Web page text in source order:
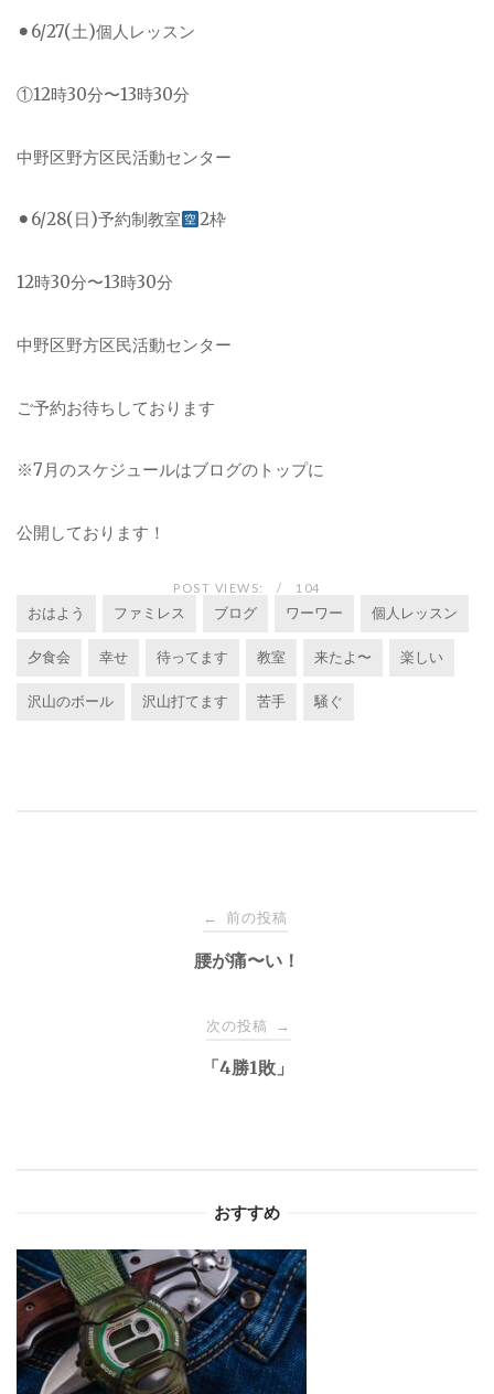
⚫︎6/27(土)個人レッスン
①12時30分〜13時30分
中野区野方区民活動センター
⚫︎6/28(日)予約制教室 2枠
12時30分〜13時30分
中野区野方区民活動センター
ご予約お待ちしております
※7月のスケジュールはブログのトップに
公開しております！
POST VIEWS: 104
おはよう ファミレス ブログ ワーワー 個人レッスン
夕食会 幸せ 待ってます 教室 来たよ〜 楽しい
沢山のボール 沢山打てます 苦手 騒ぐ
シ
ョ
ン
← 前の投稿
腰が痛〜い！
次の投稿 →
「4勝1敗」
おすすめ